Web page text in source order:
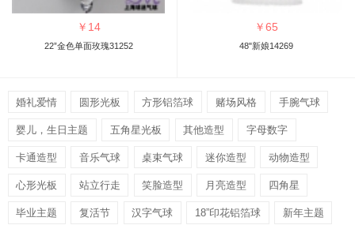
￥ 14
22”金色单面玫瑰31252
￥65
48"新娘14269
婚礼爱情 圆形光板 方形铝箔球 赌场风格 手腕气球
婴儿，生日主题 五角星光板 其他造型 字母数字
卡通造型 音乐气球 桌束气球 迷你造型 动物造型
心形光板 站立行走 笑脸造型 月亮造型 四角星
毕业主题 复活节 汉字气球 18”印花铝箔球 新年主题